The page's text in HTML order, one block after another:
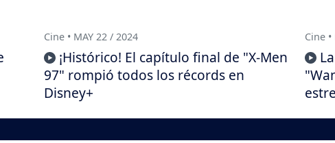
Cine • MAY 22 / 2024
¡Histórico! El capítulo final de "X-Men
97" rompió todos los récords en
Disney+
Cine